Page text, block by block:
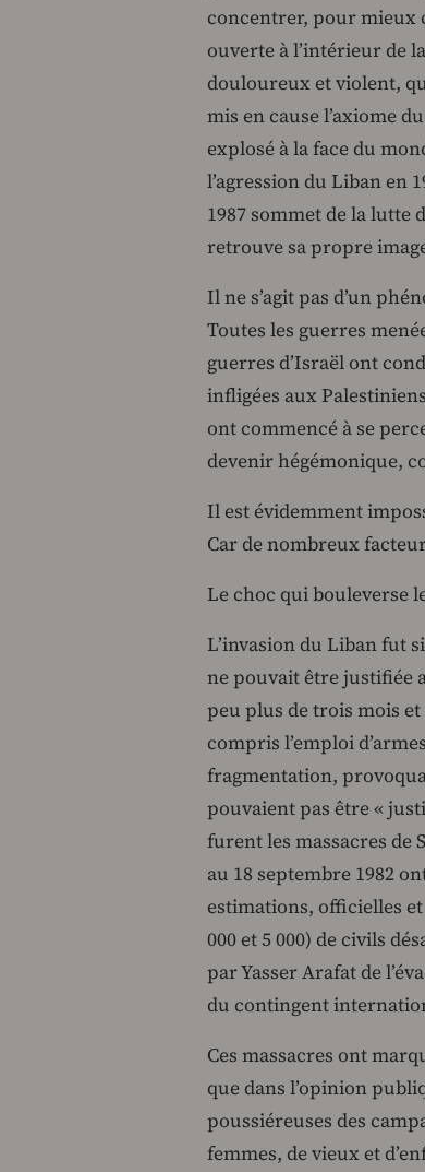
concentrer, pour mieux
ouverte à l’intérieur de
douloureux et violent,
mis en cause l’axiome
explosé à la face du
l’agression du Liban en
1987 sommet de la
retrouve sa propre
Il ne s’agit pas d’un
Toutes les guerres
guerres d’Israël ont
infligées aux
ont commencé à se
devenir hégémonique,
Il est évidemment
Car de nombreux
Le choc qui bouleverse
L’invasion du Liban fut
ne pouvait être justifiée
peu plus de trois mois
compris l’emploi
fragmentation,
pouvaient pas être «
furent les massacres de
au 18 septembre 1982
estimations, officielles
000 et 5 000) de civils
par Yasser Arafat de
du contingent
Ces massacres ont
que dans l’opinion
poussiéreuses des
femmes, de vieux et